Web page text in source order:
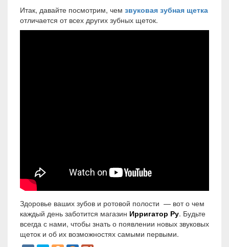
Итак, давайте посмотрим, чем звуковая зубная щетка
отличается от всех других зубных щеток.
Здоровье ваших зубов и ротовой полости — вот о чем
каждый день заботится магазин Ирригатор Ру. Будьте
всегда с нами, чтобы знать о появлении новых звуковых
щеток и об их возможностях самыми первыми.